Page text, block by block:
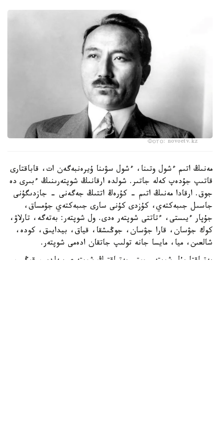
Фото: novoetv.kz
مەنىڭ اتىم ءشول وتىنا، ءشول سۋىنا ۇيرەنبەگەن ات، قاباقتارى
قاتىپ جۇدەپ كەلە جاتىر. شولدە ارقانىڭ شوپتەرىنىڭ ءبىرى دە
جوق. ارقادا مەنىڭ اتىم - كۇرەڭ اتتىڭ جەگەنى - جازدىگۇنى
جاسىل جىبەكتەي، كۇزدى كۇنى سارى جىبەكتەي جۇمساق،
جۇپار ءيىستى، ءتاتتى شوپتەر ەدى. ول شوپتەر: بەتەگە، تارلاۋ،
كوك جۋسان، قارا جۋسان، جوڭىشقا، قياق، بيدايىق، كودە،
شالعىن، ميا، مايسا جانە تولىپ جاتقان ادەمى شوپتەر.
بەتپاقتا بۇل شوپتەر جوق. بەتپاقتىڭ شوپتەرى سەلدىر، قوڭىر،